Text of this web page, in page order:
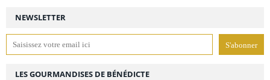
NEWSLETTER
LES GOURMANDISES DE BÉNÉDICTE